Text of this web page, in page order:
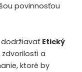
povinnosťou
dodržiavať Etický
a
ktoré by